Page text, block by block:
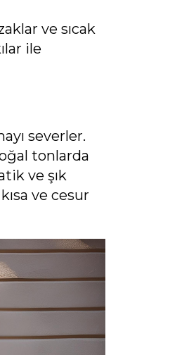
ve sıcak
ile
severler.
tonlarda
ve şık
ve cesur